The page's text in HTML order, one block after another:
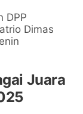
DPP
Dimas
Juara